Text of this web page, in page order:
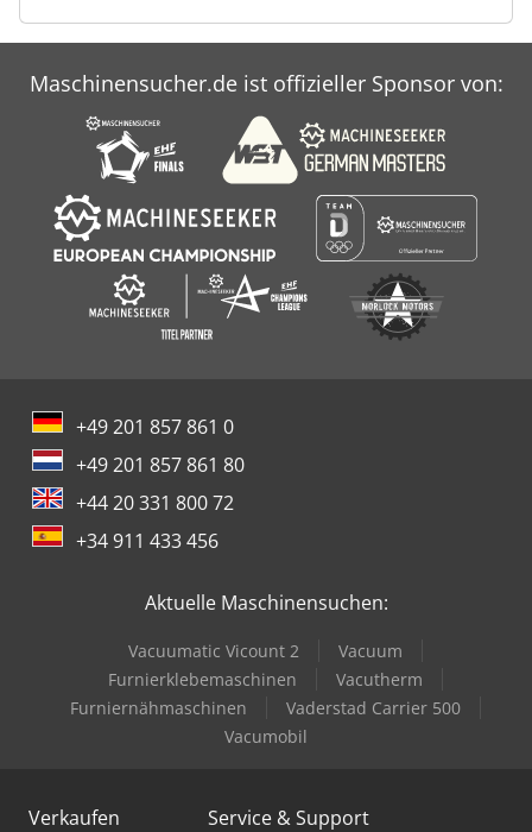
Maschinensucher.de ist offizieller Sponsor von:
+49 201 857 861 0
+49 201 857 861 80
+44 20 331 800 72
+34 911 433 456
Aktuelle Maschinensuchen:
Vacuumatic Vicount 2
Vacuum
Furnierklebemaschinen
Vacutherm
Furniernähmaschinen
Vaderstad Carrier 500
Vacumobil
Verkaufen Service & Support